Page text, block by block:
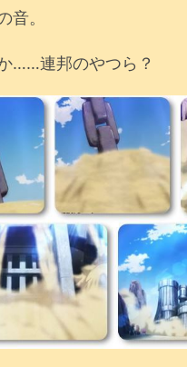
音。
……連邦のやつら？